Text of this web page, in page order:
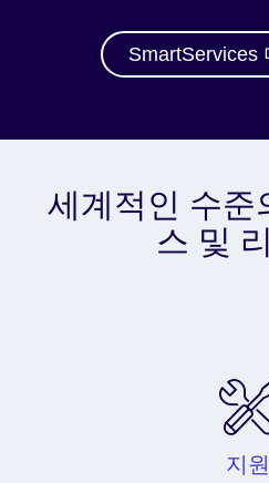
SmartServices
세계적인 수준
스 및
지원